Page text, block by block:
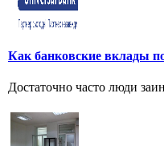
Как банковские вклады
Достаточно часто люди